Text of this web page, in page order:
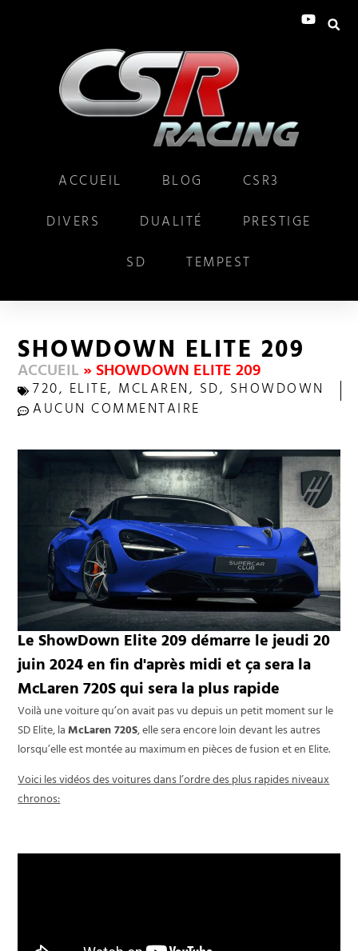
ACCUEIL BLOG
CSR3
DIVERS
DUALITÉ
PRESTIGE
SD
TEMPEST
SHOWDOWN ELITE 209
ACCUEIL»SHOWDOWN ELITE 209
720, ELITE, MCLAREN, SD, SHOWDOWN
AUCUN COMMENTAIRE
Le ShowDown Elite 209 démarre le jeudi 20
juin 2024 en fin d'après midi et ça sera la
McLaren 720S qui sera la plus rapide
Voilà une voiture qu’on avait pas vu depuis un petit moment sur le
SD Elite, laMcLaren 720S, elle sera encore loin devant les autres
lorsqu’elle est montée au maximum en pièces de fusion et en Elite.
Voici les vidéos des voitures dans l’ordre des plus rapides niveaux
chronos: